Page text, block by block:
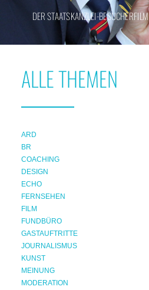
DER STAATSKANZLEI-BESUCHERFILM
ALLE THEMEN
ARD
BR
COACHING
DESIGN
ECHO
FERNSEHEN
FILM
FUNDBÜRO
GASTAUFTRITTE
JOURNALISMUS
KUNST
MEINUNG
MODERATION